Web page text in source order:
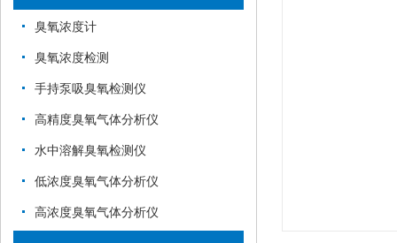
臭氧浓度计
臭氧浓度检测
手持泵吸臭氧检测仪
高精度臭氧气体分析仪
水中溶解臭氧检测仪
低浓度臭氧气体分析仪
高浓度臭氧气体分析仪